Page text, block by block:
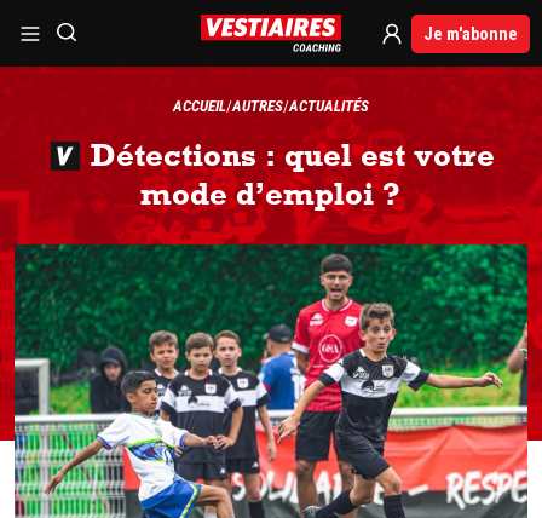
Je m'abonne
ACCUEIL AUTRES ACTUALITÉS
Détections : quel est votre
mode d’emploi ?